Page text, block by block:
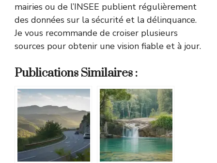
mairies ou de l’INSEE publient régulièrement
des données sur la sécurité et la délinquance.
Je vous recommande de croiser plusieurs
sources pour obtenir une vision fiable et à jour.
Publications Similaires :